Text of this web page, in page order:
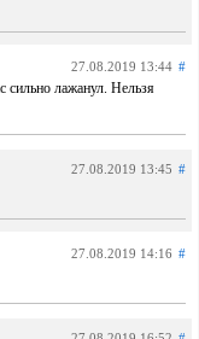
27.08.2019 13:44 #
сильно лажанул. Нельзя
27.08.2019 13:45 #
27.08.2019 14:16 #